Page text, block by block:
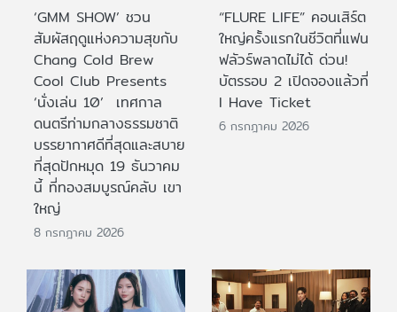
‘GMM SHOW’ ชวน
สัมผัสฤดูแห่งความสุขกับ
Chang Cold Brew
Cool Club Presents
‘นั่งเล่น 10’ เทศกาล
ดนตรีท่ามกลางธรรมชาติ
บรรยากาศดีที่สุดและสบาย
ที่สุดปักหมุด 19 ธันวาคม
นี้ ที่ทองสมบูรณ์คลับ เขา
ใหญ่
8 กรกฎาคม 2026
“FLURE LIFE” คอนเสิร์ต
ใหญ่ครั้งแรกในชีวิตที่แฟน
ฟลัวร์พลาดไม่ได้ ด่วน!
บัตรรอบ 2 เปิดจองแล้วที่
I Have Ticket
6 กรกฎาคม 2026